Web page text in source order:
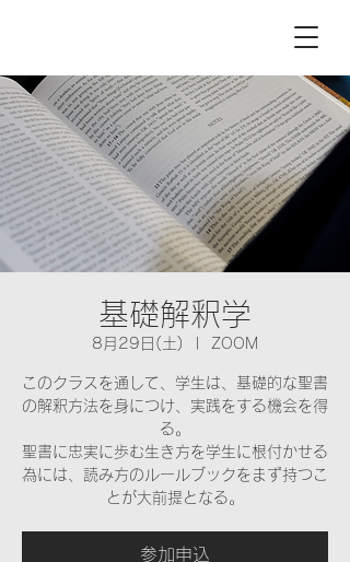
基礎解釈学
8月29日(土) ZOOM
このクラスを通して、学生は、基礎的な聖書
の解釈方法を身につけ、実践をする機会を得
る。
聖書に忠実に歩む生き方を学生に根付かせる
為には、読み方のルールブックをまず持つこ
とが大前提となる。
参加申込